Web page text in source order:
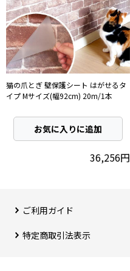
猫の爪とぎ 壁保護シート はがせるタ
イプ Mサイズ(幅92cm) 20m/1本
お気に入りに追加
36,256円
ご利用ガイド
特定商取引法表⽰